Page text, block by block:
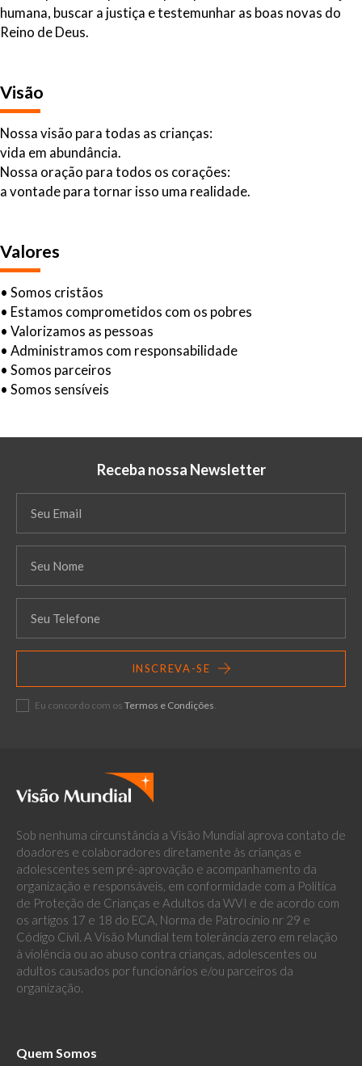
humana, buscar a justiça e testemunhar as boas novas do
Reino de Deus.
Visão
Nossa visão para todas as crianças:
vida em abundância.
Nossa oração para todos os corações:
a vontade para tornar isso uma realidade.
Valores
• Somos cristãos
• Estamos comprometidos com os pobres
• Valorizamos as pessoas
• Administramos com responsabilidade
• Somos parceiros
• Somos sensíveis
Receba nossa Newsletter
INSCREVA-SE
Eu concordo com os Termos e Condições
Sob nenhuma circunstância a Visão Mundial aprova contato de
doadores e colaboradores diretamente às crianças e
adolescentes sem pré-aprovação e acompanhamento da
organização e responsáveis, em conformidade com a Política
de Proteção de Crianças e Adultos da WVI e de acordo com
os artigos 17 e 18 do ECA, Norma de Patrocínio nr 29 e
Código Civil. A Visão Mundial tem tolerância zero em relação
à violência ou ao abuso contra crianças, adolescentes ou
adultos causados por funcionários e/ou parceiros da
organização.
Quem Somos